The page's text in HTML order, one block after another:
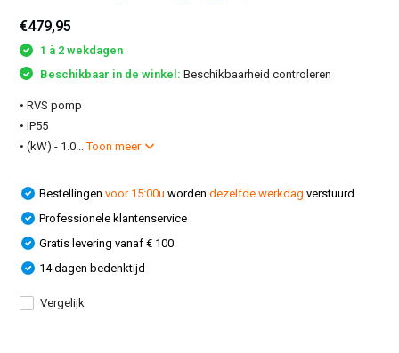
€479,95
1 à 2 wekdagen
Beschikbaar in de winkel:Beschikbaarheid controleren
• RVS pomp
• IP55
• (kW) - 1.0...Toon meer
Bestellingenvoor 15:00u worden dezelfde werkdag verstuurd
Professionele klantenservice
Gratis levering vanaf € 100
14 dagen bedenktijd
Vergelijk